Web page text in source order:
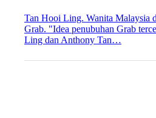
Tan Hooi Ling. Wanita Malaysia
Grab. "Idea penubuhan Grab
Ling dan Anthony Tan…